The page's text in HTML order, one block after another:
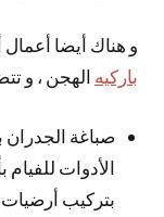
و هناك أيضا أعمال
باركيه الهجن ، و
صباغة
الأدوات للفيام
بتركيب أرضيات